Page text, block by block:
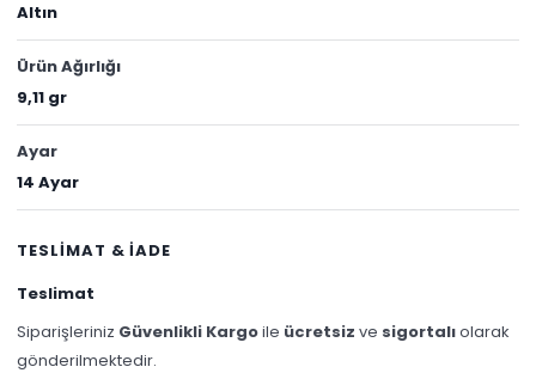
Altın
Ürün Ağırlığı
9,11 gr
Ayar
14 Ayar
TESLİMAT & İADE
Teslimat
Siparişleriniz Güvenlikli Kargoile ücretsiz ve sigortalıolarak
gönderilmektedir.